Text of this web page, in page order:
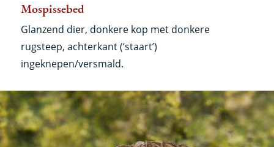
Mospissebed
Glanzend dier, donkere kop met donkere
rugsteep, achterkant (‘staart’)
ingeknepen/versmald.